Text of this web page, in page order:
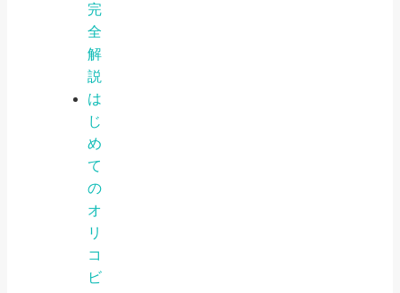
完
全
解
説
は
じ
め
て
の
オ
リ
コ
ビ